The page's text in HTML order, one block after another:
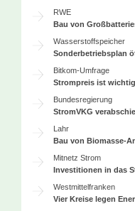
RWE
Bau von
Wasserstoffspeicher
Sonderbetriebsplan
Bitkom-Umfrage
Strompreis ist
Bundesregierung
StromVKG
Lahr
Bau von Biomasse-
Mitnetz Strom
Investitionen in das
Westmittelfranken
Vier Kreise legen